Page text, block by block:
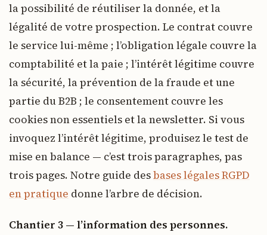
la possibilité de réutiliser la donnée, et la
légalité de votre prospection. Le contrat couvre
le service lui-même ; l’obligation légale couvre la
comptabilité et la paie ; l’intérêt légitime couvre
la sécurité, la prévention de la fraude et une
partie du B2B ; le consentement couvre les
cookies non essentiels et la newsletter. Si vous
invoquez l’intérêt légitime, produisez le test de
mise en balance — c’est trois paragraphes, pas
trois pages. Notre guide desbases légales RGPD
en pratique donne l’arbre de décision.
Chantier 3 — l’information des personnes.